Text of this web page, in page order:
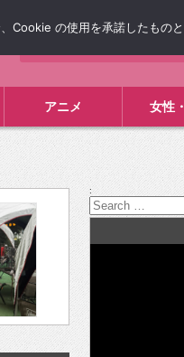
アニメ 女性
:
Cookie の使用を承諾したものと